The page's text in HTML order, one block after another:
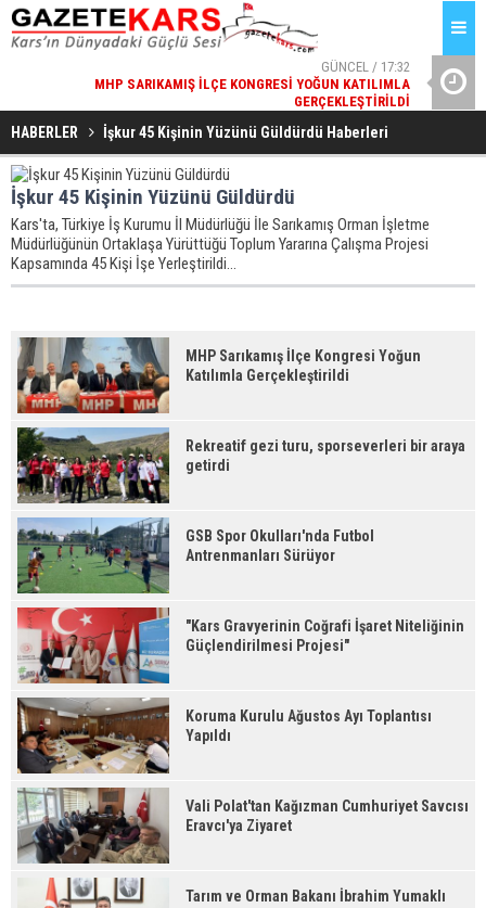
GÜNCEL / 17:32
MHP SARIKAMIŞ İLÇE KONGRESI YOĞUN KATILIMLA
GERÇEKLEŞTIRILDI
HABERLER İ̇şkur 45 Kişinin Yüzünü Güldürdü Haberleri
İşkur 45 Kişinin Yüzünü Güldürdü
Kars'ta, Türkiye İş Kurumu İl Müdürlüğü İle Sarıkamış Orman İşletme
Müdürlüğünün Ortaklaşa Yürüttüğü Toplum Yararına Çalışma Projesi
Kapsamında 45 Kişi İşe Yerleştirildi...
MHP Sarıkamış İlçe Kongresi Yoğun
Katılımla Gerçekleştirildi
Rekreatif gezi turu, sporseverleri bir araya
getirdi
GSB Spor Okulları'nda Futbol
Antrenmanları Sürüyor
"Kars Gravyerinin Coğrafi İşaret Niteliğinin
Güçlendirilmesi Projesi"
Koruma Kurulu Ağustos Ayı Toplantısı
Yapıldı
Vali Polat'tan Kağızman Cumhuriyet Savcısı
Eravcı'ya Ziyaret
Tarım ve Orman Bakanı İbrahim Yumaklı